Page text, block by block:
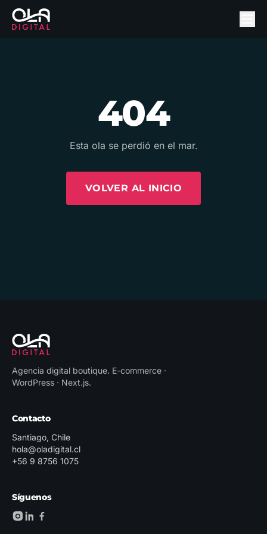
404
Esta ola se perdió en el mar.
VOLVER AL INICIO
Agencia digital boutique. E-commerce ·
WordPress · Next.js.
Contacto
Santiago, Chile
hola@oladigital.cl
+56 9 8756 1075
Síguenos